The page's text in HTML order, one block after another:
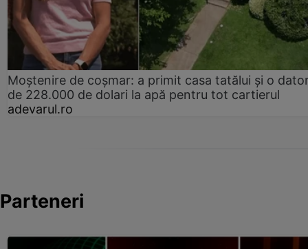
Moștenire de coșmar: a primit casa tatălui și o
de 228.000 de dolari la apă pentru tot cartierul
adevarul.ro
Parteneri